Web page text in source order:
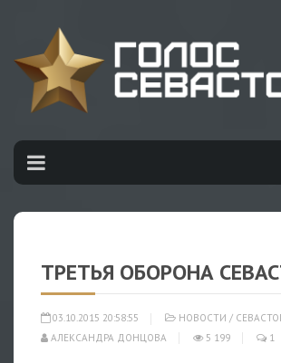
ТРЕТЬЯ ОБОРОНА
03.10.2015 20:58:55 НОВОСТИ /
АЛЕКСАНДРА ДОНЦОВА
5 199 1